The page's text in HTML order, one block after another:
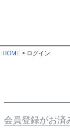
HOME ログイン
会員登録がお済